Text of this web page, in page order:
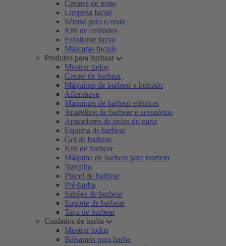
Cremes de rosto
Limpeza facial
Séruns para o rosto
Kits de cuidados
Esfoliante facial
Máscaras faciais
Produtos para barbear
Mostrar todos
Creme de barbear
Máquinas de barbear a húmido
Aftershave
Máquinas de barbear elétricas
Aparelhos de barbear e acessórios
Aparadores de pelos do nariz
Espuma de barbear
Gel de barbear
Kits de barbear
Máquina de barbear para homem
Navalha
Pincel de barbear
Pré-barba
Sabões de barbear
Suporte de barbear
Taça de barbear
Cuidados de barba
Mostrar todos
Bálsamos para barba